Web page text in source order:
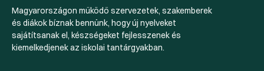
Magyarországon működő szervezetek, szakemberek
és diákok bíznak bennünk, hogy új nyelveket
sajátítsanak el, készségeket fejlesszenek és
kiemelkedjenek az iskolai tantárgyakban.